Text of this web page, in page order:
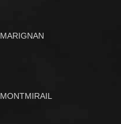
MARIGNAN
MONTMIRAIL